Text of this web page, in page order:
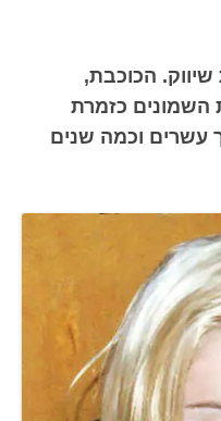
הכוכבת,
כזמרת
עשרים וכמה שנים